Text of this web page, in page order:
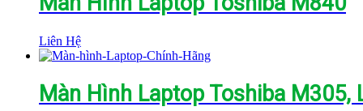
Liên Hệ
Màn Hình Laptop Toshiba M305,